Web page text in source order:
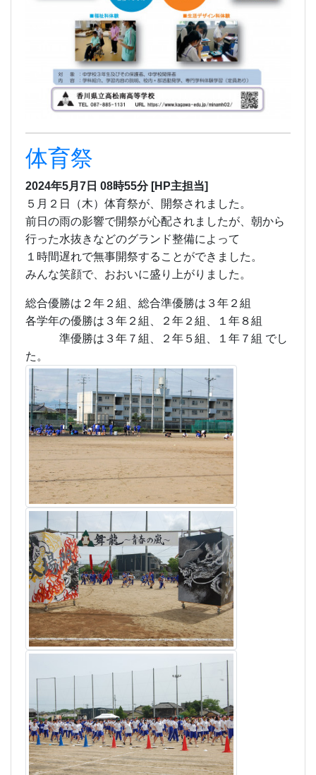
2024年5月7日 08時55分
[HP主担当]
５月２日（木）体育祭が、開祭されました。
前日の雨の影響で開祭が心配されましたが、朝から
行った水抜きなどのグランド整備によって
１時間遅れで無事開祭することができました。
みんな笑顔で、おおいに盛り上がりました。
各学年の優勝は３年２組、
準優勝は３年７組、２年５組、１年７組
た。